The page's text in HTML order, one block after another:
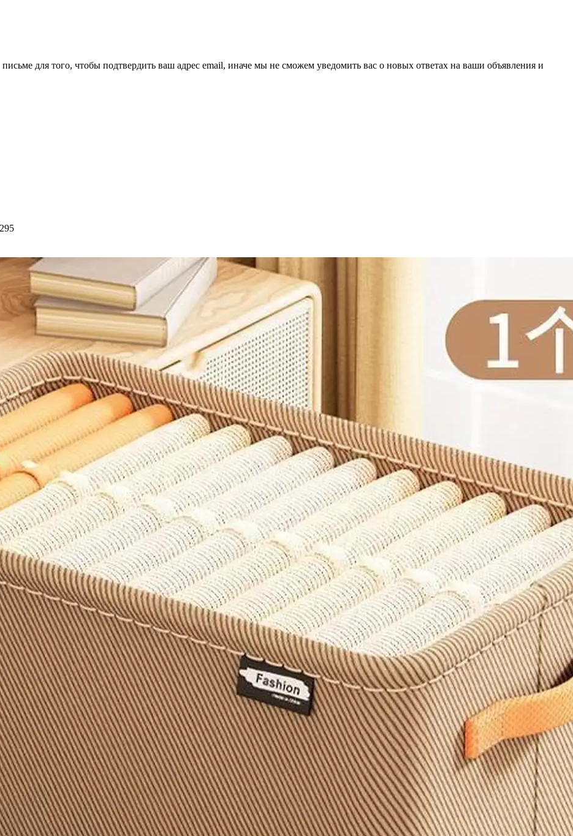
для того, чтобы подтвердить ваш адрес email, иначе мы не сможем уведомить вас о новых ответах на ваши объявления и